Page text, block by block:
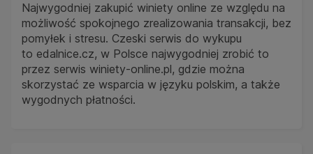
Najwygodniej zakupić winiety online ze względu na
możliwość spokojnego zrealizowania transakcji, bez
pomyłek i stresu. Czeski serwis do wykupu
to edalnice.cz, w Polsce najwygodniej zrobić to
przez serwis winiety-online.pl, gdzie można
skorzystać ze wsparcia w języku polskim, a także
wygodnych płatności.